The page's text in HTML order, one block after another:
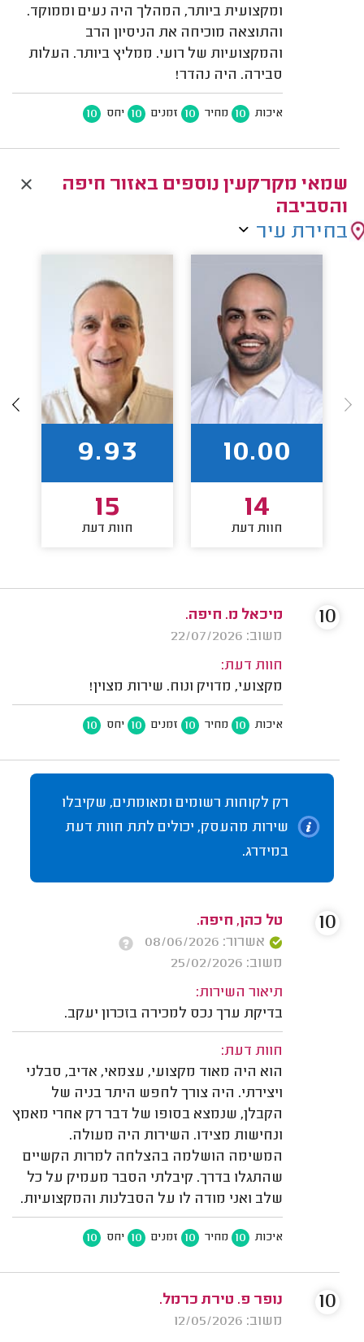
ומקצועית ביותר, המהלך היה נעים וממוקד.
והתוצאה מוכיחה את הניסיון הרב
והמקצועיות של רועי. ממליץ ביותר. העלות
סבירה. היה נהדר!
איכות 10 מחיר 10 זמנים 10 יחס 10
שמאי מקרקעין נוספים באזור חיפה
והסביבה
בחירת עיר
10.00
14
חוות דעת
9.93
15
חוות דעת
מיכאל מ. חיפה.
משוב: 22/07/2026
חוות דעת:
מקצועי, מדויק ונוח. שירות מצוין!
איכות 10 מחיר 10 זמנים 10 יחס 10
10
רק לקוחות רשומים ומאומתים, שקיבלו
שירות מהעסק, יכולים לתת חוות דעת
במידרג.
טל כהן, חיפה.
אשרור: 08/06/2026
משוב: 25/02/2026
תיאור השירות:
בדיקת ערך נכס למכירה בזכרון יעקב.
חוות דעת:
הוא היה מאוד מקצועי, עצמאי, אדיב, סבלני
ויצירתי. היה צורך לחפש היתר בניה של
הקבלן, שנמצא בסופו של דבר רק אחרי מאמץ
ונחישות מצידו. השירות היה מעולה.
המשימה הושלמה בהצלחה למרות הקשיים
שהתגלו בדרך. קיבלתי הסבר מעמיק על כל
שלב ואני מודה לו על הסבלנות והמקצועיות.
איכות 10 מחיר 10 זמנים 10 יחס 10
10
נופר פ. טירת כרמל.
משוב: 12/05/2026
10